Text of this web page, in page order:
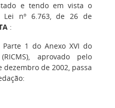
e tendo em vista o
nº 6.763, de 26 de
:
1 do Anexo XVI do
aprovado pelo
dezembro de 2002, passa